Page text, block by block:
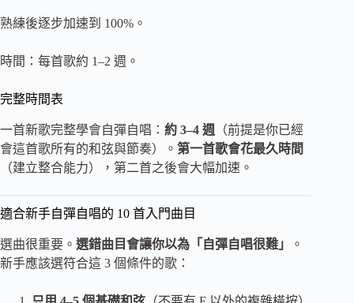
熟練後逐步加速到 100%。
時間：每首歌約 1–2 週。
完整時間表
一首新歌完整學會自彈自唱： 約 3–4 週
（前提是你已經
會這首歌所有的和弦與節奏）。 第一首歌會花最久時間
（建立整合能力），第二首之後會大幅加速。
適合新手自彈自唱的 10 首入門曲目
選曲很重要。 選錯曲目會讓你以為「自彈自唱很難」
。
新手應該選符合這 3 個條件的歌：